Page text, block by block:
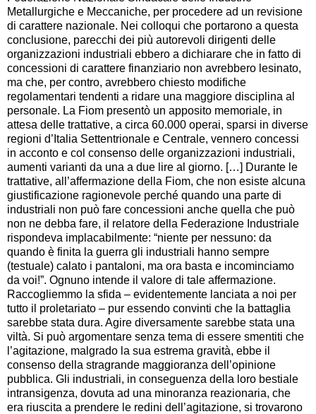
Metallurgiche e Meccaniche, per procedere ad un revisione
di carattere nazionale. Nei colloqui che portarono a questa
conclusione, parecchi dei più autorevoli dirigenti delle
organizzazioni industriali ebbero a dichiarare che in fatto di
concessioni di carattere finanziario non avrebbero lesinato,
ma che, per contro, avrebbero chiesto modifiche
regolamentari tendenti a ridare una maggiore disciplina al
personale. La Fiom presentò un apposito memoriale, in
attesa delle trattative, a circa 60.000 operai, sparsi in diverse
regioni d’Italia Settentrionale e Centrale, vennero concessi
in acconto e col consenso delle organizzazioni industriali,
aumenti varianti da una a due lire al giorno. […] Durante le
trattative, all’affermazione della Fiom, che non esiste alcuna
giustificazione ragionevole perché quando una parte di
industriali non può fare concessioni anche quella che può
non ne debba fare, il relatore della Federazione Industriale
rispondeva implacabilmente: “niente per nessuno: da
quando è finita la guerra gli industriali hanno sempre
(testuale) calato i pantaloni, ma ora basta e incominciamo
da voi!”. Ognuno intende il valore di tale affermazione.
Raccogliemmo la sfida – evidentemente lanciata a noi per
tutto il proletariato – pur essendo convinti che la battaglia
sarebbe stata dura. Agire diversamente sarebbe stata una
viltà. Si può argomentare senza tema di essere smentiti che
l’agitazione, malgrado la sua estrema gravità, ebbe il
consenso della stragrande maggioranza dell’opinione
pubblica. Gli industriali, in conseguenza della loro bestiale
intransigenza, dovuta ad una minoranza reazionaria, che
era riuscita a prendere le redini dell’agitazione, si trovarono